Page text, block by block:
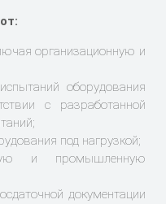
организационную и
оборудования
с разработанной
под нагрузкой;
и промышленную
документации